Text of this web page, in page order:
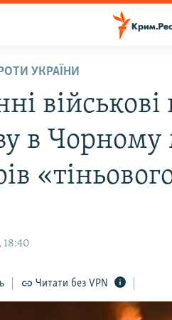
УКРАЇНИ
військові
в Чорному
18:40
Читати без VPN